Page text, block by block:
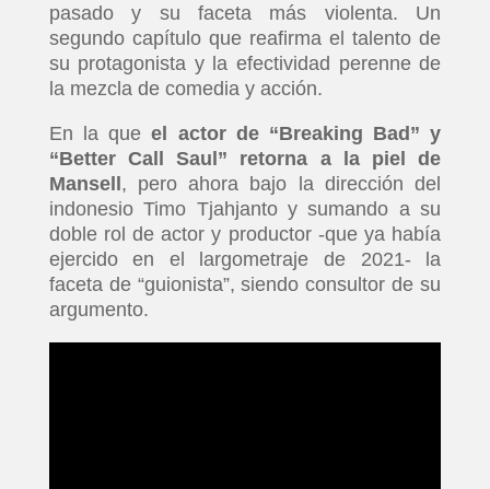
pasado y su faceta más violenta. Un
segundo capítulo que reafirma el talento de
su protagonista y la efectividad perenne de
la mezcla de comedia y acción.
En la queel actor de “Breaking Bad” y
“Better Call Saul” retorna a la piel de
Mansell, pero ahora bajo la dirección del
indonesio Timo Tjahjanto y sumando a su
doble rol de actor y productor -que ya había
ejercido en el largometraje de 2021- la
faceta de “guionista”, siendo consultor de su
argumento.